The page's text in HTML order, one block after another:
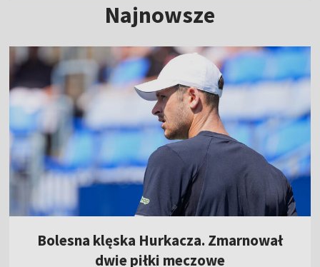
Najnowsze
Bolesna klęska Hurkacza. Zmarnował
dwie piłki meczowe